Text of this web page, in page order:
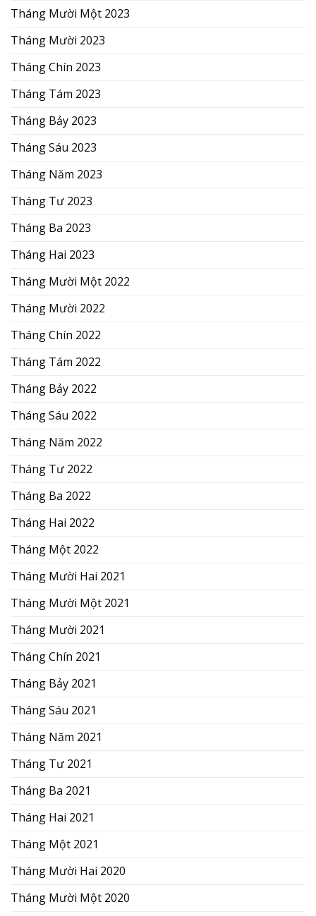
Tháng Mười Một 2023
Tháng Mười 2023
Tháng Chín 2023
Tháng Tám 2023
Tháng Bảy 2023
Tháng Sáu 2023
Tháng Năm 2023
Tháng Tư 2023
Tháng Ba 2023
Tháng Hai 2023
Tháng Mười Một 2022
Tháng Mười 2022
Tháng Chín 2022
Tháng Tám 2022
Tháng Bảy 2022
Tháng Sáu 2022
Tháng Năm 2022
Tháng Tư 2022
Tháng Ba 2022
Tháng Hai 2022
Tháng Một 2022
Tháng Mười Hai 2021
Tháng Mười Một 2021
Tháng Mười 2021
Tháng Chín 2021
Tháng Bảy 2021
Tháng Sáu 2021
Tháng Năm 2021
Tháng Tư 2021
Tháng Ba 2021
Tháng Hai 2021
Tháng Một 2021
Tháng Mười Hai 2020
Tháng Mười Một 2020